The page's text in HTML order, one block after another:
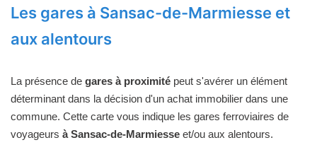
Les gares à Sansac-de-Marmiesse et
aux alentours
La présence de gares à proximité peut s'avérer un élément
déterminant dans la décision d'un achat immobilier dans une
commune. Cette carte vous indique les gares ferroviaires de
voyageurs à Sansac-de-Marmiesse et/ou aux alentours.